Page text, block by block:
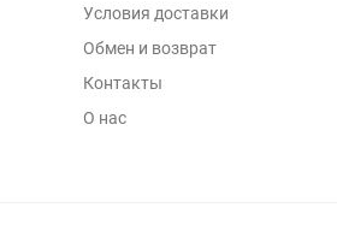
Условия доставки
Обмен и возврат
Контакты
О нас